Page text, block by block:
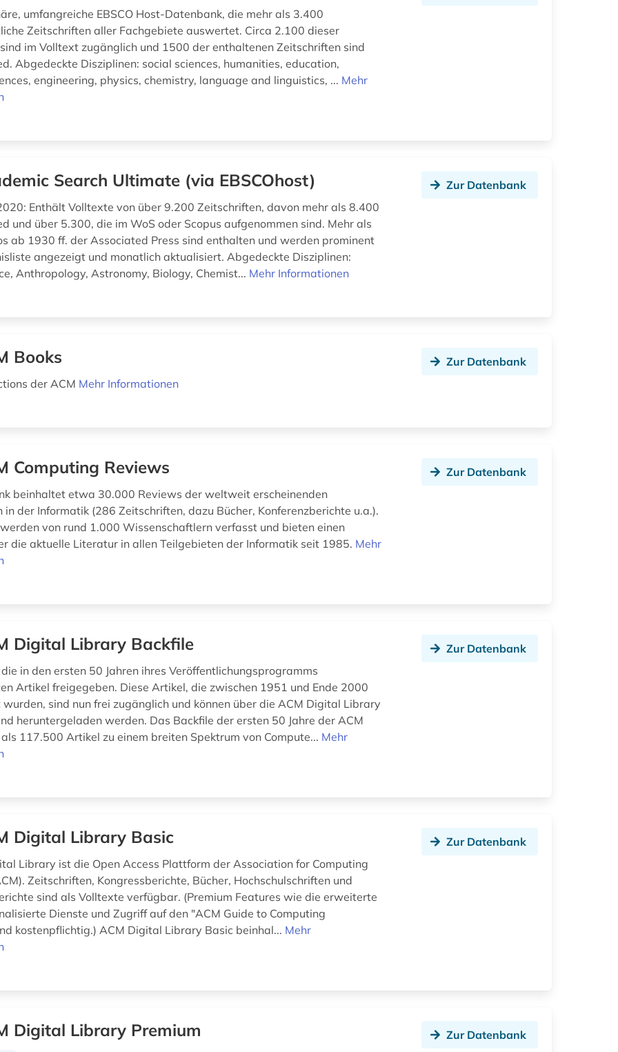
umfangreiche EBSCO Host-Datenbank, die mehr als 3.400
Zeitschriften aller Fachgebiete auswertet. Circa 2.100 dieser
im Volltext zugänglich und 1500 der enthaltenen Zeitschriften sind
Abgedeckte Disziplinen: social sciences, humanities, education,
engineering, physics, chemistry, language and linguistics, ... Mehr
Search Ultimate (via EBSCOhost)
Enthält Volltexte von über 9.200 Zeitschriften, davon mehr als 8.400
und über 5.300, die im WoS oder Scopus aufgenommen sind. Mehr als
ab 1930 ff. der Associated Press sind enthalten und werden prominent
angezeigt und monatlich aktualisiert. Abgedeckte Disziplinen:
Anthropology, Astronomy, Biology, Chemist... Mehr Informationen
Zur Datenbank
Books
der ACM Mehr Informationen
Zur Datenbank
Computing Reviews
beinhaltet etwa 30.000 Reviews der weltweit erscheinenden
in der Informatik (286 Zeitschriften, dazu Bücher, Konferenzberichte u.a.).
von rund 1.000 Wissenschaftlern verfasst und bieten einen
die aktuelle Literatur in allen Teilgebieten der Informatik seit 1985. Mehr
Zur Datenbank
Digital Library Backfile
in den ersten 50 Jahren ihres Veröffentlichungsprogramms
Artikel freigegeben. Diese Artikel, die zwischen 1951 und Ende 2000
sind nun frei zugänglich und können über die ACM Digital Library
heruntergeladen werden. Das Backfile der ersten 50 Jahre der ACM
117.500 Artikel zu einem breiten Spektrum von Compute... Mehr
Zur Datenbank
Digital Library Basic
Library ist die Open Access Plattform der Association for Computing
Zeitschriften, Kongressberichte, Bücher, Hochschulschriften und
sind als Volltexte verfügbar. (Premium Features wie die erweiterte
Dienste und Zugriff auf den "ACM Guide to Computing
kostenpflichtig.) ACM Digital Library Basic beinhal... Mehr
Zur Datenbank
Digital Library Premium Zur Datenbank